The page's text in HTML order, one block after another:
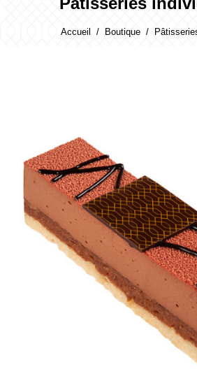
Accueil Boutique